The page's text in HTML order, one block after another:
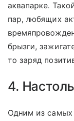
аквапарке.
пар, любящих
брызги,
то заряд
4.
Одним из самых